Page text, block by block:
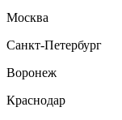
Москва
Санкт-Петербург
Воронеж
Краснодар